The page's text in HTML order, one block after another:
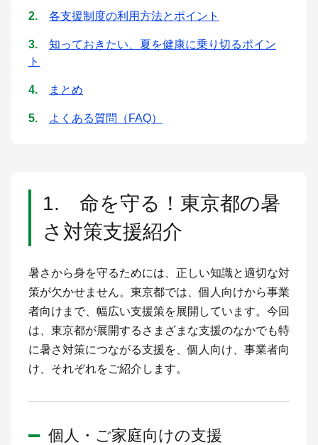
各支援制度の利用方法とポイント
知っておきたい、夏を健康に乗り切るポイン
ト
まとめ
よくある質問（FAQ）
1. 命を守る！東京都の暑
さ対策支援紹介
暑さから身を守るためには、正しい知識と適切な対
策が欠かせません。東京都では、個人向けから事業
者向けまで、幅広い支援策を展開しています。今回
は、東京都が展開するさまざまな支援のなかでも特
に暑さ対策につながる支援を、個人向け、事業者向
け、それぞれをご紹介します。
個人・ご家庭向けの支援